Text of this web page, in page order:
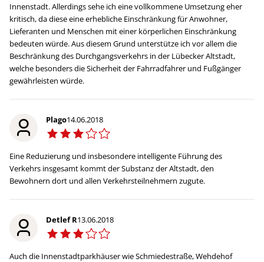
Innenstadt. Allerdings sehe ich eine vollkommene Umsetzung eher
kritisch, da diese eine erhebliche Einschränkung für Anwohner,
Lieferanten und Menschen mit einer körperlichen Einschränkung
bedeuten würde. Aus diesem Grund unterstütze ich vor allem die
Beschränkung des Durchgangsverkehrs in der Lübecker Altstadt,
welche besonders die Sicherheit der Fahrradfahrer und Fußgänger
gewährleisten würde.
Plago14.06.2018
Eine Reduzierung und insbesondere intelligente Führung des
Verkehrs insgesamt kommt der Substanz der Altstadt, den
Bewohnern dort und allen Verkehrsteilnehmern zugute.
Detlef R13.06.2018
Auch die Innenstadtparkhäuser wie Schmiedestraße, Wehdehof